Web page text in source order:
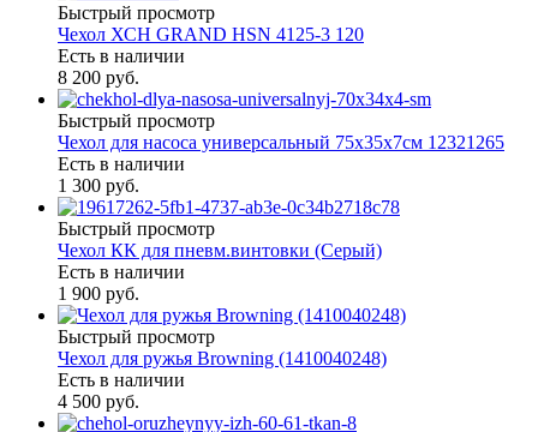
Быстрый просмотр
Чехол ХСН GRAND HSN 4125-3 120
Есть в наличии
8 200 руб.
Быстрый просмотр
Чехол для насоса универсальный 75х35х7см 12321265
Есть в наличии
1 300 руб.
Быстрый просмотр
Чехол КК для пневм.винтовки (Серый)
Есть в наличии
1 900 руб.
Быстрый просмотр
Чехол для ружья Browning (1410040248)
Есть в наличии
4 500 руб.